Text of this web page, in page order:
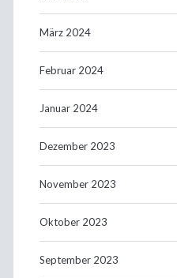
März 2024
Februar 2024
Januar 2024
Dezember 2023
November 2023
Oktober 2023
September 2023